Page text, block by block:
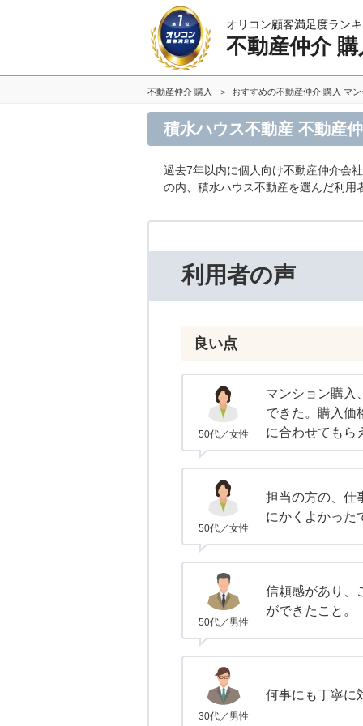
オリコン顧客満足度ラン
不動産仲介
不動産仲介 購入 おすすめの不動産仲介 購入 マ
積水ハウス不動産 不動産
過去7年以内に個人向け不動産仲介会
の内、積水ハウス不動産を選んだ利用
利用者の声
良い点
50代／女性
マンション購入
できた。購入価
に合わせてもら
50代／女性
担当の方の、仕
にかくよかった
50代／男性
信頼感があり、
ができたこと。
30代／男性
何事にも丁寧に